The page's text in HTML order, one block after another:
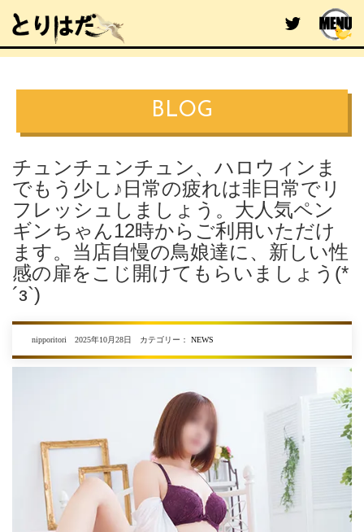
BLOG
チュンチュンチュン、ハロウィンま
でもう少し♪日常の疲れは非日常でリ
フレッシュしましょう。大人気ペン
ギンちゃん12時からご利用いただけ
ます。当店自慢の鳥娘達に、新しい性
感の扉をこじ開けてもらいましょう(*
´з`)
nipporitori 2025年10月28日 カテゴリー： NEWS